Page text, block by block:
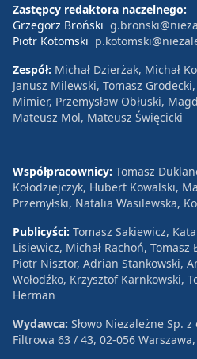
Zastępcy redaktora naczelnego:
Grzegorz Broński
Piotr Kotomski
Zespół: Michał Dzierżak, Michał
Janusz Milewski, Tomasz
Mimier, Przemysław Obłuski,
Mateusz Mol, Mateusz Święcicki
Współpracownicy: Tomasz
Kołodziejczyk, Hubert Kowalski,
Przemyłski, Natalia Wasilewska,
Publicyści: Tomasz Sakiewicz,
Lisiewicz, Michał Rachoń, Tomasz
Piotr Nisztor, Adrian Stankowski,
Wołodźko, Krzysztof Karnkowski,
Herman
Wydawca: Słowo Niezależne Sp. z
Filtrowa 63 / 43, 02-056 Warszawa,